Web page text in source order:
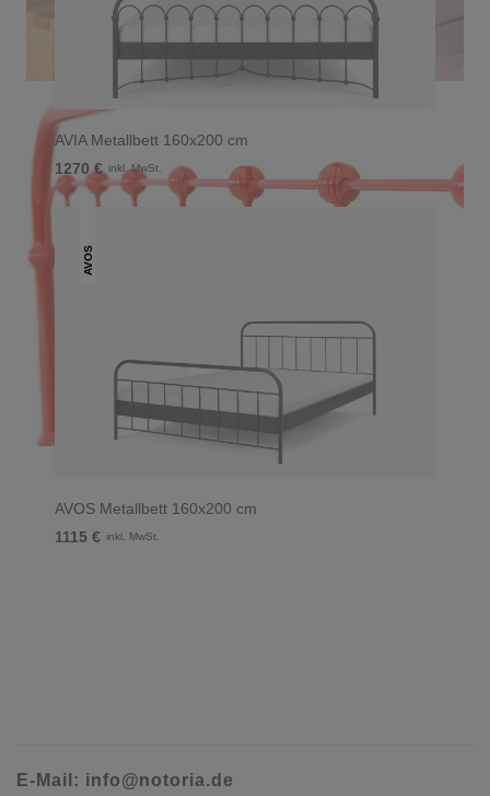
AVIA Metallbett 160x200 cm
1270 € inkl. MwSt.
AVOS
AVOS Metallbett 160x200 cm
1115 € inkl. MwSt.
E-Mail: info@notoria.de